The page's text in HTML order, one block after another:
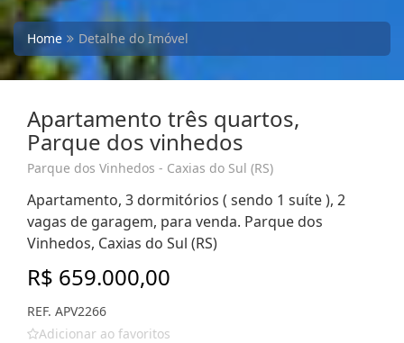
Home Detalhe do Imóvel
Apartamento três quartos,
Parque dos vinhedos
Parque dos Vinhedos - Caxias do Sul (RS)
Apartamento, 3 dormitórios ( sendo 1 suíte ), 2
vagas de garagem, para venda. Parque dos
Vinhedos, Caxias do Sul (RS)
R$ 659.000,00
REF. APV2266
Adicionar ao favoritos